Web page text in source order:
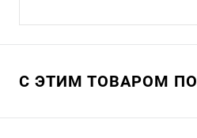
С ЭТИМ ТОВАРОМ